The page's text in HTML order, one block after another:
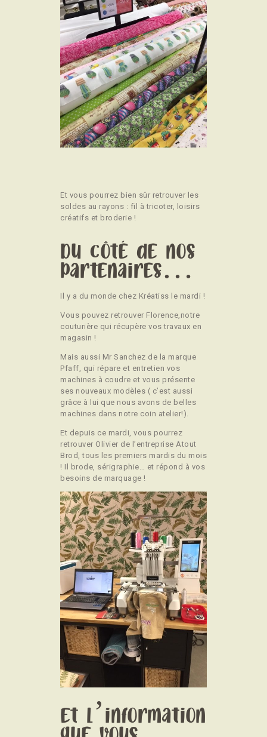
Et vous pourrez bien sûr retrouver les
soldes au rayons : fil à tricoter, loisirs
créatifs et broderie !
Du côté de nos
partenaires…
Il y a du monde chez Kréatiss le mardi !
Vous pouvez retrouver Florence,notre
couturière qui récupère vos travaux en
magasin !
Mais aussi Mr Sanchez de la marque
Pfaff, qui répare et entretien vos
machines à coudre et vous présente
ses nouveaux modèles ( c’est aussi
grâce à lui que nous avons de belles
machines dans notre coin atelier!).
Et depuis ce mardi, vous pourrez
retrouver Olivier de l’entreprise Atout
Brod, tous les premiers mardis du mois
! Il brode, sérigraphie… et répond à vos
besoins de marquage !
Et l’information